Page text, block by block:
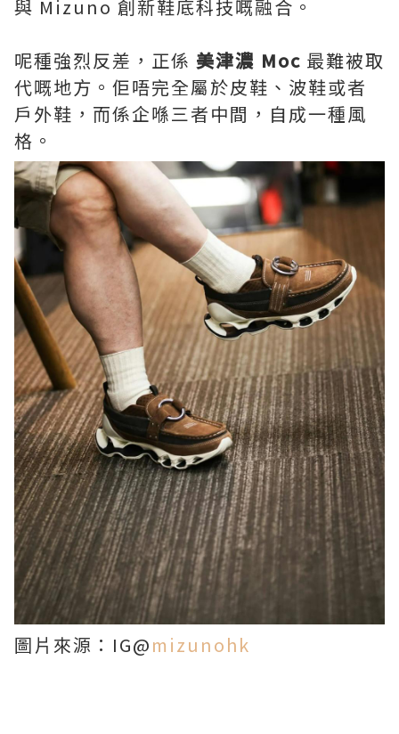
與 Mizuno 創新鞋底科技嘅融合。
呢種強烈反差，正係 美津濃 Moc 最難被取
代嘅地方。佢唔完全屬於皮鞋、波鞋或者
戶外鞋，而係企喺三者中間，自成一種風
格。
圖片來源：IG@mizunohk